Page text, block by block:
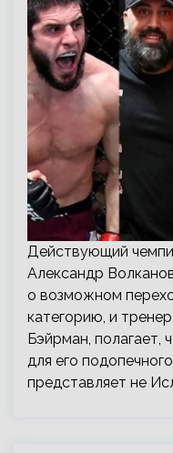
Действующий
Александр
о возможном
категорию, и
Бэйрман, полагает,
для его
представляет не